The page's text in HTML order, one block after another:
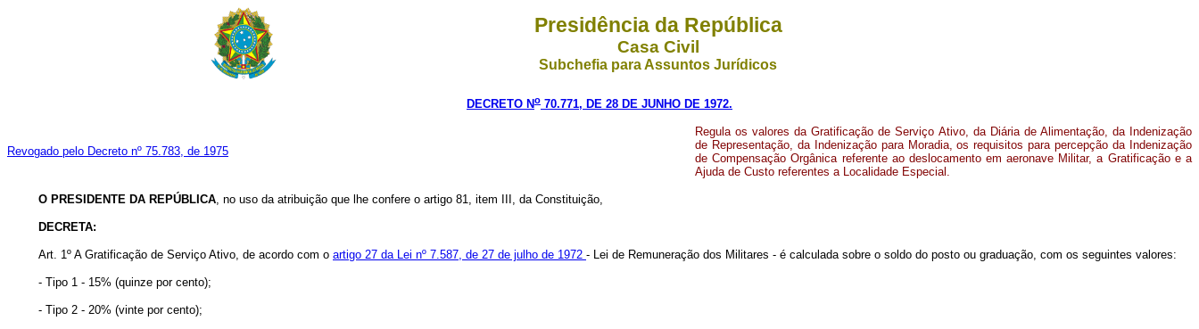
Presidência da República
Casa Civil
Subchefia para Assuntos Jurídicos
DECRETO No 70.771, DE 28 DE JUNHO DE 1972.
Revogado pelo Decreto nº 75.783, de 1975
Regula os valores da Gratificação de Serviço Ativo, da Diária de Alimentação, da Indenização
de Representação, da Indenização para Moradia, os requisitos para percepção da Indenização
de Compensação Orgânica referente ao deslocamento em aeronave Militar, a Gratificação e a
Ajuda de Custo referentes a Localidade Especial.
O PRESIDENTE DA REPÚBLICA, no uso da atribuição que lhe confere o artigo 81, item III, da Constituição,
DECRETA:
Art. 1º A Gratificação de Serviço Ativo, de acordo com o artigo 27 da Lei nº 7.587, de 27 de julho de 1972 - Lei de Remuneração dos Militares - é calculada sobre o soldo do posto ou graduação, com os seguintes valores:
- Tipo 1 - 15% (quinze por cento);
- Tipo 2 - 20% (vinte por cento);